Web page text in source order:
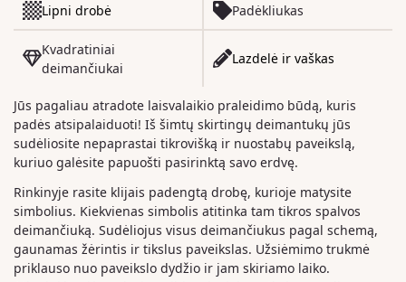
Lipni drobė
Padėkliukas
Kvadratiniai
deimančiukai
Lazdelė ir vaškas
Jūs pagaliau atradote laisvalaikio praleidimo būdą, kuris
padės atsipalaiduoti! Iš šimtų skirtingų deimantukų jūs
sudėliosite nepaprastai tikrovišką ir nuostabų paveikslą,
kuriuo galėsite papuošti pasirinktą savo erdvę.
Rinkinyje rasite klijais padengtą drobę, kurioje matysite
simbolius. Kiekvienas simbolis atitinka tam tikros spalvos
deimančiuką. Sudėliojus visus deimančiukus pagal schemą,
gaunamas žėrintis ir tikslus paveikslas. Užsiėmimo trukmė
priklauso nuo paveikslo dydžio ir jam skiriamo laiko.